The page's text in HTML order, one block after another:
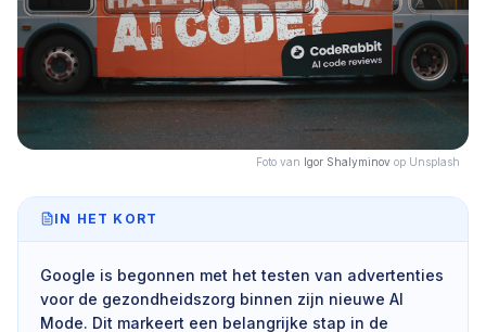
Foto van Igor Shalyminov op Unsplash
IN HET KORT
Google is begonnen met het testen van advertenties
voor de gezondheidszorg binnen zijn nieuwe AI
Mode. Dit markeert een belangrijke stap in de